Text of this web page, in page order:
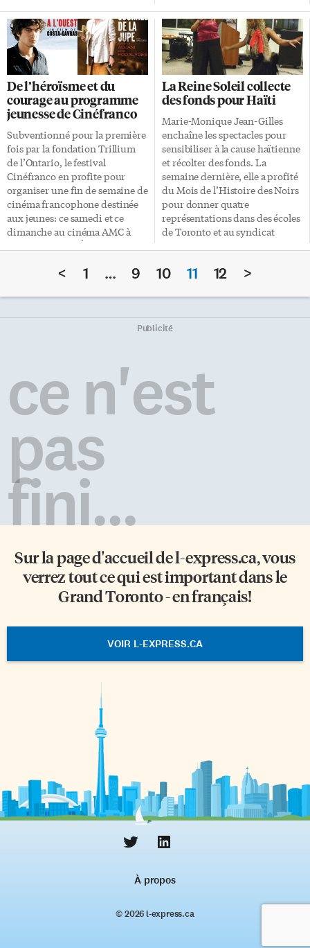
les besoins actuels et futurs de
la communauté minoritaire de
langue officielle du Sud-Ouest
de l’Ontario et de prendre les
moyens nécessaires pour pallier
l’impact négatif qu’a eu la
décision visant CBEF Windsor
sur cette communauté. Graham
Fraser recommande aussi à
Radio-Canada, dans le même
délai, de s’assurer que les
mécanismes qui sont mis en
place, dont le plan d’action axé
sur […]
trois heures incluant deux
entractes; l’oeuvre était
interprétée en italien et sous-
titrée en anglais. Composé en
1887 à La Scala de Milan, Otello,
drame lyrique, est né de la
collaboration du compositeur
et poète musicien Arrigo Boito.
La partition de Verdi d’une
richesse infinie, renouvelle l’art
lyrique par une musique plus
souple révélant la beauté
exceptionnelle du texte. Une
[…]
De l’héroïsme et du
courage au programme
jeunesse de Cinéfranco
Subventionné pour la première
fois par la fondation Trillium
de l’Ontario, le festival
Cinéfranco en profite pour
organiser une fin de semaine de
cinéma francophone destinée
aux jeunes: ce samedi et ce
dimanche au cinéma AMC à
Dundas Square. À l’honneur, le
d’adolescents à travers diverses
l’immigration au divorce en
passant par la guerre. L’objectif
avoué est d’inviter la jeunesse à
le festival Cinéfranco propose
une série de cinq projections
réservées uniquement aux
écoles, mais la subvention a
d’organiser […]
La Reine Soleil collecte
des fonds pour Haïti
Marie-Monique Jean-Gilles
enchaîne les spectacles pour
sensibiliser à la cause haïtienne
et récolter des fonds. La
semaine dernière, elle a profité
du Mois de l’Histoire des Noirs
pour donner quatre
représentations dans des écoles
de Toronto et au syndicat
Monique Jean-Gilles est
pour son école en Haïti. Pour
cela, la Reine Soleil propose ses
spectacles aux écoles, aux
aux écoles Giles School et
Gabrielle-Roy ainsi qu’une
représentation pour l’Alliance
< 1 … 9 10 11 12 >
Publicité
ce n'est
pas
fini...
Sur la page d'accueil del-express.ca, vous
verrez tout ce qui est important dans le
Grand Toronto - en français!
VOIR L-EXPRESS.CA
À propos
© 2026 l‑express.ca